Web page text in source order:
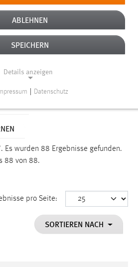
Es wurden 88 Ergebnisse gefunden.
88 von 88.
pro Seite:
SORTIEREN NACH
ABLEHNEN
SPEICHERN
Details anzeigen
für die einwandfreie Funktion der
die ausgewählten Einverständnis-
Datenschutz